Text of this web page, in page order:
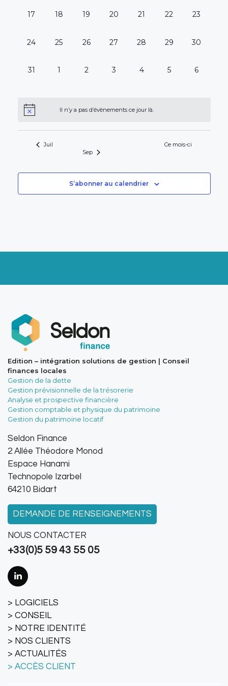
0
17
0
18
0
19
0
20
0
21
0
22
0
23
0
24
0
25
0
26
0
27
0
28
0
29
0
30
0
31
01
0
2
0
3
0
4
0
5
0
6
Il n’y a pas d’évènements ce jour là.
Juil
Ce mois-ci
Sep
S’abonner au calendrier
Edition – intégration solutions de gestion | Conseil
finances locales
Gestion de la dette
Gestion prévisionnelle de la trésorerie
Analyse et prospective financière
Gestion comptable et physique du patrimoine
Gestion du patrimoine locatif
Seldon Finance
2 Allée Théodore Monod
Espace Hanami
Technopole Izarbel
64210 Bidart
DEMANDE DE RENSEIGNEMENTS
NOUS CONTACTER
+33(0)5 59 43 55 05
LOGICIELS
CONSEIL
NOTRE IDENTITÉ
NOS CLIENTS
ACTUALITÉS
ACCÈS CLIENT